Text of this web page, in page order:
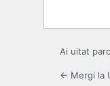
Ai uitat
← Mergi la